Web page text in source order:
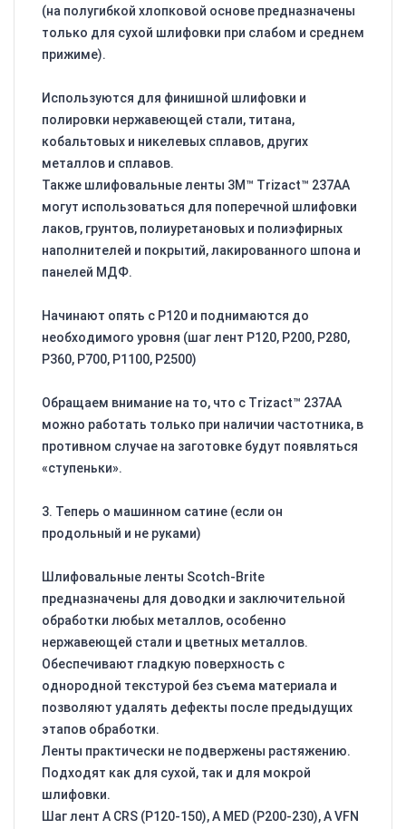
(на полугибкой хлопковой основе предназначены
только для сухой шлифовки при слабом и среднем
прижиме).
Используются для финишной шлифовки и
полировки нержавеющей стали, титана,
кобальтовых и никелевых сплавов, других
металлов и сплавов.
Также шлифовальные ленты 3M™ Trizact™ 237AA
могут использоваться для поперечной шлифовки
лаков, грунтов, полиуретановых и полиэфирных
наполнителей и покрытий, лакированного шпона и
панелей МДФ.
Начинают опять с Р120 и поднимаются до
необходимого уровня (шаг лент Р120, Р200, Р280,
Р360, Р700, Р1100, Р2500)
Обращаем внимание на то, что с Trizact™ 237AA
можно работать только при наличии частотника, в
противном случае на заготовке будут появляться
«ступеньки».
3. Теперь о машинном сатине (если он
продольный и не руками)
Шлифовальные ленты Scotch-Brite
предназначены для доводки и заключительной
обработки любых металлов, особенно
нержавеющей стали и цветных металлов.
Обеспечивают гладкую поверхность с
однородной текстурой без съема материала и
позволяют удалять дефекты после предыдущих
этапов обработки.
Ленты практически не подвержены растяжению.
Подходят как для сухой, так и для мокрой
шлифовки.
Шаг лент A CRS (Р120-150), A MED (Р200-230), A VFN